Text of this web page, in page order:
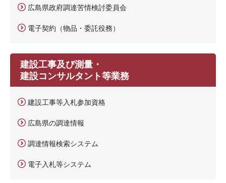
広島県政府調達苦情検討委員会
電子契約（物品・委託役務）
建設工事及び測量・
建設コンサルタント等業務
建設工事等入札参加資格
広島県の調達情報
調達情報検索システム
電子入札等システム